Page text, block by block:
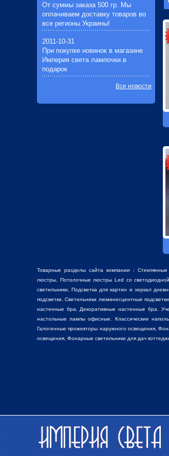
От суммы заказа 500 гр. Мы
оплачиваем доставку товаров во
все регионы Украины!
2011-10-31
При покупке новинок в магазине
Империя света лампочки в
подарок
Все новости
Товарные разделы сайта компании :
люстры , Потолочные люстры Led со
светильники,Подсветка для картин и зеркал
подсветки, Светильники люминесцентные
настенные бра, Декоративныенастенные бра .
настольные лампы офисные. Классические
Галогенные прожекторы наружного освещения,
освещения, Фонарные светильники для дач